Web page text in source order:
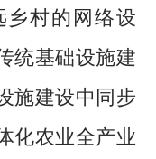
村的网络设
统基础设施建
施建设中同步
化农业全产业